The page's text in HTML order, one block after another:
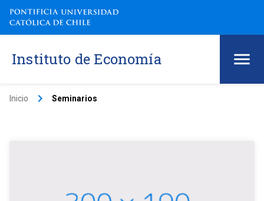
Instituto de Economía
Inicio keyboard_arrow_right Seminarios